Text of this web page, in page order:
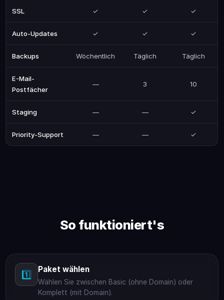
SSL ✓ ✓ ✓
Auto-Updates ✓ ✓ ✓
Backups Wöchentlich Täglich Täglich
E-Mail-
Postfächer
— 3 10
Staging — — ✓
Priority-Support — — ✓
So funktioniert's
1️⃣ Paket wählen
Wählen Sie zwischen Basic (ohne Domain) oder
Komplett (mit Domain).